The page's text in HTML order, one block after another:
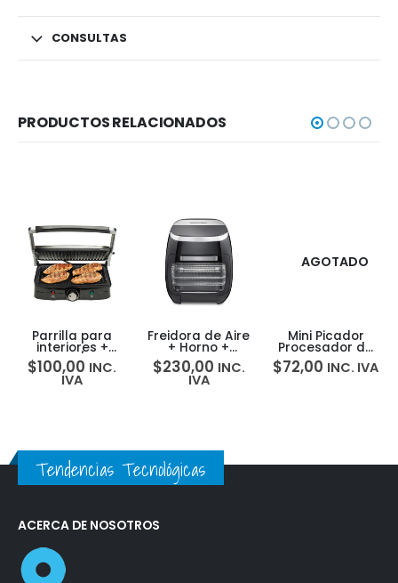
CONSULTAS
PRODUCTOS RELACIONADOS
Parrilla para
interiores +
Prensa P/Panini
Sanduche
Hamilton Beach
$100,00 INC.
IVA
Freidora de Aire
+ Horno +
Asador +
Deshidratador
11Lt Hamilton
$230,00 INC.
IVA
AGOTADO
Mini Picador
Procesador de
Alimentos 3Tzs
Hamilton Beach
$72,00 INC. IVA
Tendencias Tecnológicas
ACERCA DE NOSOTROS